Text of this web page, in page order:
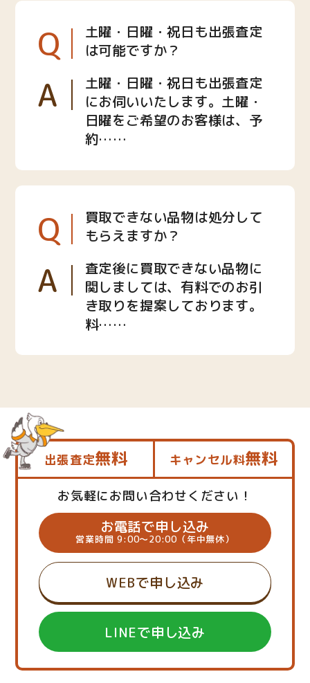
Q
土曜・日曜・祝日も出張査定
は可能ですか？
A
土曜・日曜・祝日も出張査定
にお伺いいたします。土曜・
日曜をご希望のお客様は、予
約……
Q
買取できない品物は処分して
もらえますか？
A
査定後に買取できない品物に
関しましては、有料でのお引
き取りを提案しております。
料……
出張査定無料 キャンセル料無料
お気軽にお問い合わせください！
お電話で申し込み
営業時間 9:00～20:00（年中無休）
WEBで申し込み
LINEで申し込み